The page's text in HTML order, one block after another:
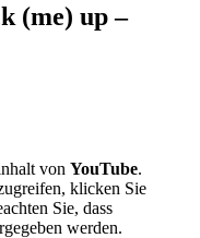
(me) up –
von YouTube.
klicken Sie
Sie, dass
werden.